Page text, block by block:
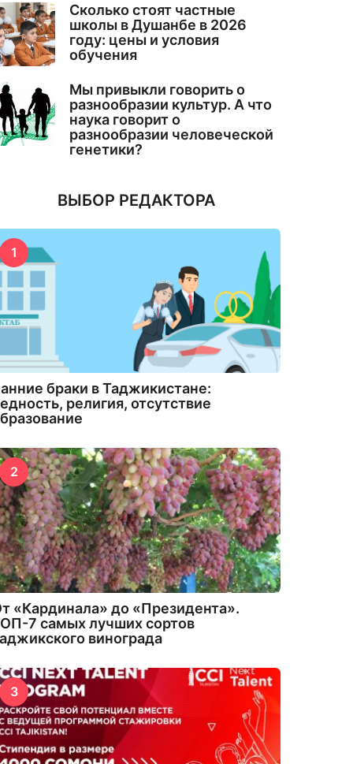
Сколько стоят частные
школы в Душанбе в 2026
году: цены и условия
обучения
Мы привыкли говорить о
разнообразии культур. А что
наука говорит о
разнообразии человеческой
генетики?
ВЫБОР РЕДАКТОРА
1
браки в Таджикистане:
религия, отсутствие
2
«Кардинала» до «Президента».
7 самых лучших сортов
винограда
3